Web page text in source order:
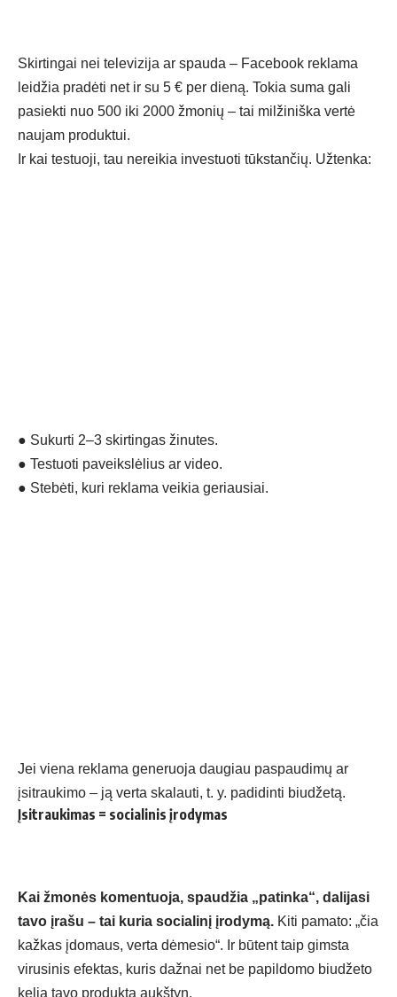
Skirtingai nei televizija ar spauda – Facebook reklama
leidžia pradėti net ir su 5 € per dieną. Tokia suma gali
pasiekti nuo 500 iki 2000 žmonių – tai milžiniška vertė
naujam produktui.
Ir kai testuoji, tau nereikia investuoti tūkstančių. Užtenka:
● Sukurti 2–3 skirtingas žinutes.
● Testuoti paveikslėlius ar video.
● Stebėti, kuri reklama veikia geriausiai.
Jei viena reklama generuoja daugiau paspaudimų ar
įsitraukimo – ją verta skalauti, t. y. padidinti biudžetą.
Įsitraukimas = socialinis įrodymas
Kai žmonės komentuoja, spaudžia „patinka“, dalijasi
tavo įrašu – tai kuria socialinį įrodymą. Kiti pamato: „čia
kažkas įdomaus, verta dėmesio“. Ir būtent taip gimsta
virusinis efektas, kuris dažnai net be papildomo biudžeto
kelia tavo produktą aukštyn.